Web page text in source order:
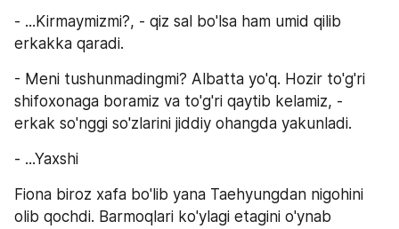
- ...Kirmaymizmi?, - qiz sal bo'lsa ham umid qilib
erkakka qaradi.
- Meni tushunmadingmi? Albatta yo'q. Hozir to'g'ri
shifoxonaga boramiz va to'g'ri qaytib kelamiz, -
erkak so'nggi so'zlarini jiddiy ohangda yakunladi.
- ...Yaxshi
Fiona biroz xafa bo'lib yana Taehyungdan nigohini
olib qochdi. Barmoqlari ko'ylagi etagini o'ynab